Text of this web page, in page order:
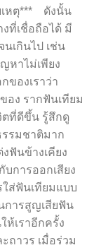
เหตุ*** ดังนั้น
ที่เชื่อถือได้ มี
เกินไป เช่น
หาไม่เพียง
ของเราว่า
อง รากฟันเทียม
ที่ดีขึ้น รู้สึกดู
รรมชาติมาก
ฟันข้างเคียง
การออกเสียง
ส่ฟันเทียมแบบ
การสูญเสียฟัน
ห้เราอีกครั้ง
ถาวร เมื่อร่วม